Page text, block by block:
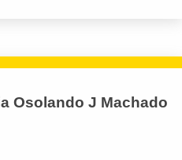
Osolando J Machado